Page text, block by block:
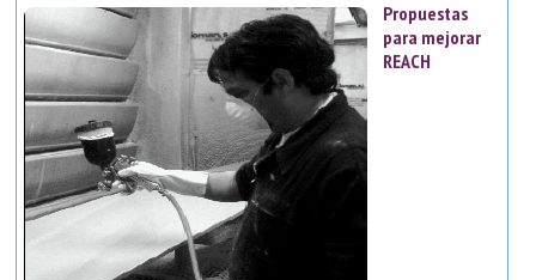
Propuestas
para mejorar
REACH